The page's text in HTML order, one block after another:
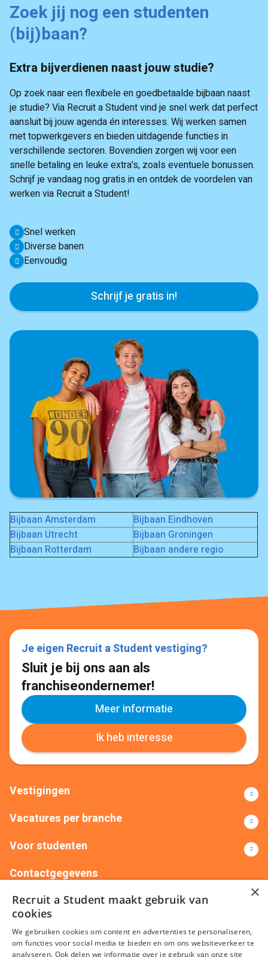
Zoek jij nog een studenten
(bij)baan?
Extra bijverdienen naast jouw studie?
Op zoek naar een flexibele en goedbetaalde bijbaan naast
je studie? Via Recruit a Student vind je snel werk dat perfect
aansluit bij jouw agenda én interesses. Wij werken samen
met topwerkgevers en bieden uitdagende functies in
verschillende sectoren. Bovendien zorgen wij voor een
snelle betaling en leuke extra's, zoals eventuele bonussen.
Schrijf je vandaag nog gratis in en ontdek de voordelen van
werken via Recruit a Student!
Snel werken
Diverse banen
Eenvoudig
Schrijf je gratis in!
Bijbaan Amsterdam
Bijbaan Eindhoven
Bijbaan Utrecht
Bijbaan Groningen
Bijbaan Rotterdam
Bijbaan andere regio
Je eigen Recruit a Student vestiging?
Sluit je bij ons aan als
franchiseondernemer!
Meer informatie
Ik heb interesse
Vestigingen
Vacatures per branche
Voor studenten
Contactgegevens
+31(0)88 522 00 76
info@recruitastudent.nl
Alle vestigingen
×
Recruit a Student maakt gebruik van
cookies
We gebruiken cookies om content en advertenties te personaliseren,
om functies voor social media te bieden en om ons websiteverkeer te
analyseren. Ook delen we informatie over je gebruik van onze site